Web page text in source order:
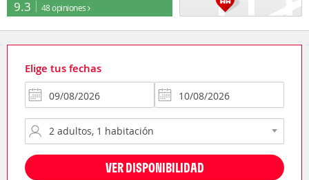
9.3 48 opiniones
Elige tus fechas
VER DISPONIBILIDAD